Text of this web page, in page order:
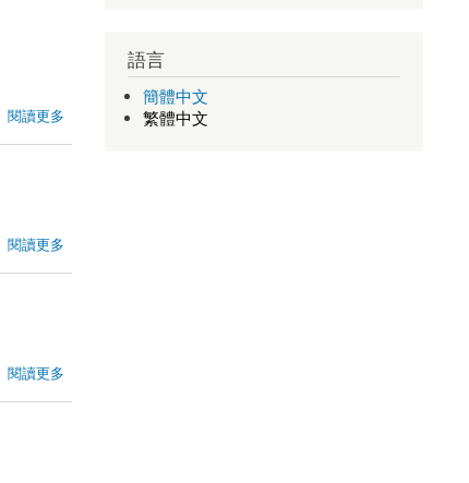
閱讀更多
閱讀更多
閱讀更多
語言
簡體中文
繁體中文